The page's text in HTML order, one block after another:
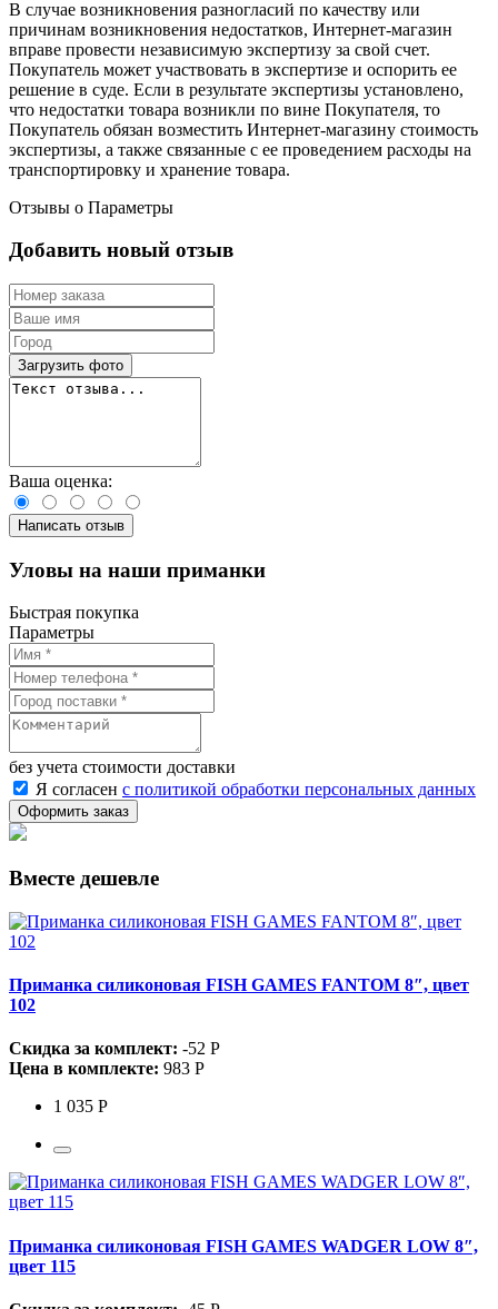
В случае возникновения разногласий по качеству или
причинам возникновения недостатков, Интернет-магазин
вправе провести независимую экспертизу за свой счет.
Покупатель может участвовать в экспертизе и оспорить ее
решение в суде. Если в результате экспертизы установлено,
что недостатки товара возникли по вине Покупателя, то
Покупатель обязан возместить Интернет-магазину стоимость
экспертизы, а также связанные с ее проведением расходы на
транспортировку и хранение товара.
Отзывы о Параметры
Добавить новый отзыв
Загрузить фото
Ваша оценка:
Написать отзыв
Уловы на наши приманки
Быстрая покупка
Параметры
без учета стоимости доставки
Я согласен с политикой обработки персональных данных
Вместе дешевле
Приманка силиконовая FISH GAMES FANTOM 8″, цвет
102
Скидка за комплект: -52 Р
Цена в комплекте: 983 Р
1 035 Р
Приманка силиконовая FISH GAMES WADGER LOW 8″,
цвет 115